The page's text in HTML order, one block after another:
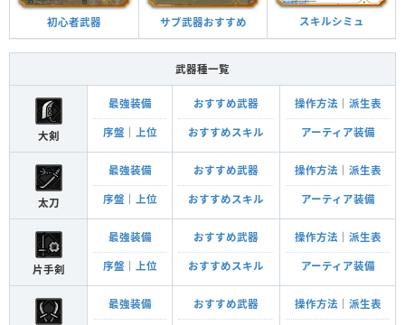
初心者武器 サブ武器おすすめ スキルシミュ
武器種一覧
大剣
最強装備
序盤 上位
おすすめ武器
おすすめスキル
操作方法 派生表
アーティア装備
太刀
最強装備
序盤 上位
おすすめ武器
おすすめスキル
操作方法 派生表
アーティア装備
片手剣
最強装備
序盤 上位
おすすめ武器
おすすめスキル
操作方法 派生表
アーティア装備
最強装備 おすすめ武器 操作方法 派生表